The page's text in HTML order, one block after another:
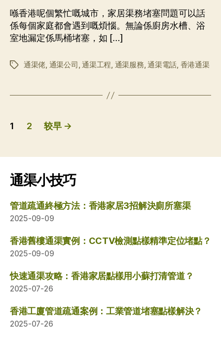
者
期
喺香港呢個繁忙嘅城市，家居渠務堵塞問題可以話
係每個家庭都會遇到嘅煩惱。無論係廚房水槽、浴
室地漏定係馬桶堵塞，如 […]
标
通渠佬, 通渠公司,通渠工程, 通渠服務,通渠電話, 香港通渠
文
分
页
1 2 较早 →
通渠小技巧
管道疏通終極方法：香港家居3招解決廁所塞渠
2025-09-09
香港舊樓通渠實例：CCTV檢測點樣精準定位堵點？
2025-09-09
快速通渠攻略：香港家居點樣用小蘇打清管道？
2025-07-26
香港工廈管道疏通案例：工業管道堵塞點樣解決？
2025-07-26